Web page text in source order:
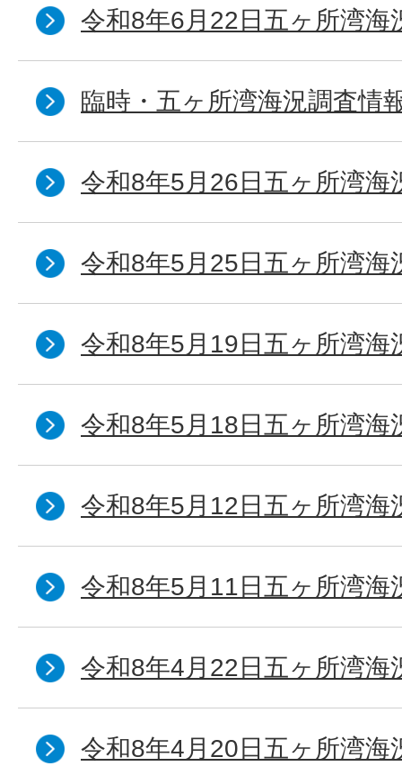
令和8年6月22日五ヶ所湾海
臨時・五ヶ所湾海況調査情
令和8年5月26日五ヶ所湾海
令和8年5月25日五ヶ所湾海
令和8年5月19日五ヶ所湾海
令和8年5月18日五ヶ所湾海
令和8年5月12日五ヶ所湾海
令和8年5月11日五ヶ所湾海
令和8年4月22日五ヶ所湾海
令和8年4月20日五ヶ所湾海